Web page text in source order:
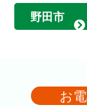
野田市
お